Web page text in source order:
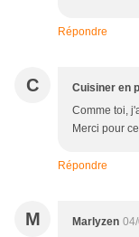
Répondre
C Cuisiner en
Comme toi,
Merci pour
Répondre
M Marlyzen